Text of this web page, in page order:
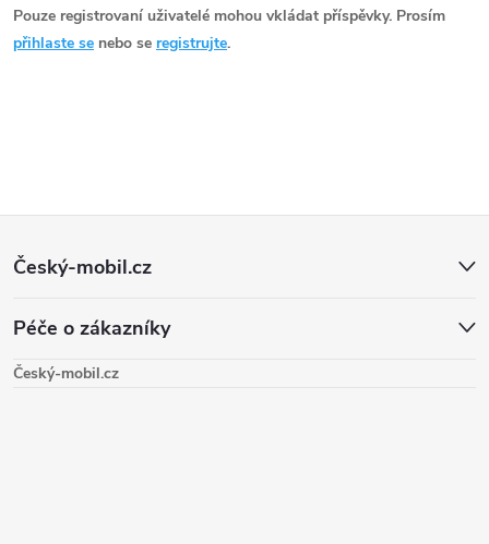
Pouze registrovaní uživatelé mohou vkládat příspěvky. Prosím
přihlaste se nebo se registrujte.
Z
p
Český-mobil.cz
Péče o zákazníky
Český-mobil.cz